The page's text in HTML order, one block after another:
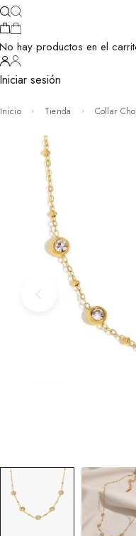
hay productos en el
sesión
Inicio Tienda
Collar